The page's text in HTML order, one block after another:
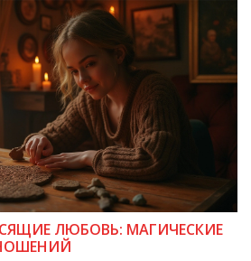
ЛЮБОВЬ: МАГИЧЕСКИЕ